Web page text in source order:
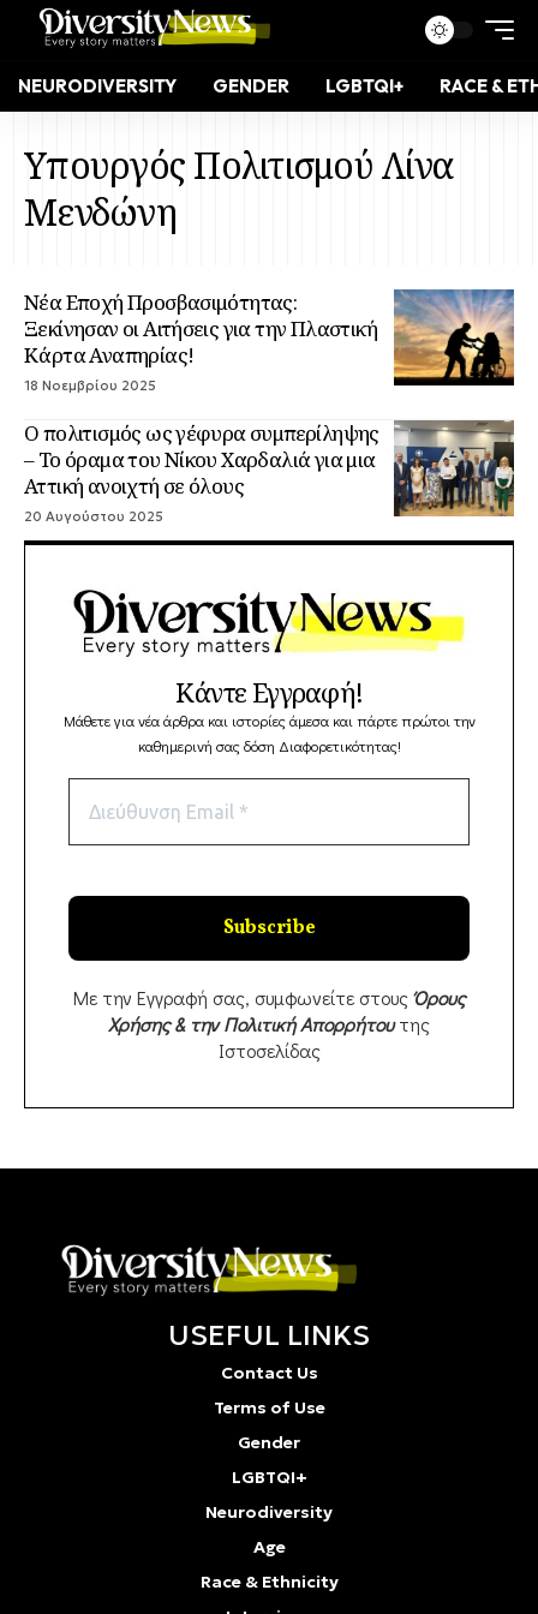
NEURODIVERSITY GENDER LGBTQI+ RACE &
Υπουργός Πολιτισμού Λίνα
Μενδώνη
Νέα Εποχή Προσβασιμότητας:
Ξεκίνησαν οι Αιτήσεις για την Πλαστική
Κάρτα Αναπηρίας!
18 Νοεμβρίου 2025
Ο πολιτισμός ως γέφυρα συμπερίληψης
– Το όραμα του Νίκου Χαρδαλιά για μια
Αττική ανοιχτή σε όλους
20 Αυγούστου 2025
Κάντε Εγγραφή!
Μάθετε για νέα άρθρα και ιστορίες άμεσα και πάρτε πρώτοι την
καθημερινή σας δόση Διαφορετικότητας!
Με την Εγγραφή σας, συμφωνείτε στουςΌρους
Χρήσης & την Πολιτική Απορρήτουτης
Ιστοσελίδας
USEFUL LINKS
Contact Us
Terms of Use
Gender
LGBTQI+
Neurodiversity
Age
Race & Ethnicity